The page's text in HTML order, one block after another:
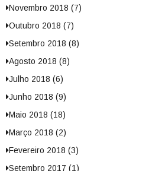
Novembro 2018 (7)
Outubro 2018 (7)
Setembro 2018 (8)
Agosto 2018 (8)
Julho 2018 (6)
Junho 2018 (9)
Maio 2018 (18)
Março 2018 (2)
Fevereiro 2018 (3)
Setembro 2017 (1)